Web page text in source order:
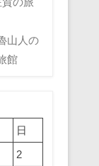
山人の
館
日
2